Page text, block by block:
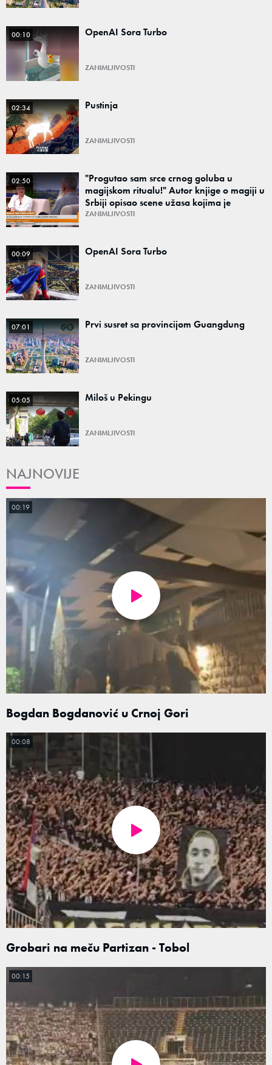
00:10 OpenAI Sora Turbo
ZANIMLJIVOSTI
02:34 Pustinja
ZANIMLJIVOSTI
02:50
"Progutao sam srce crnog goluba u
magijskom ritualu!" Autor knjige o magiji u
Srbiji opisao scene užasa kojima je
prisustvovao
ZANIMLJIVOSTI
00:09 OpenAI Sora Turbo
ZANIMLJIVOSTI
07:01 Prvi susret sa provincijom Guangdung
ZANIMLJIVOSTI
05:05 Miloš u Pekingu
ZANIMLJIVOSTI
NAJNOVIJE
Bogdan Bogdanović u Crnoj Gori
00:19
Grobari na meču Partizan - Tobol
00:08
00:15